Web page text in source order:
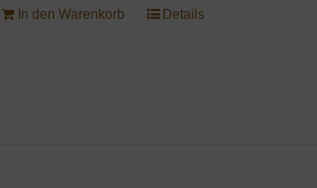
In den Warenkorb Details